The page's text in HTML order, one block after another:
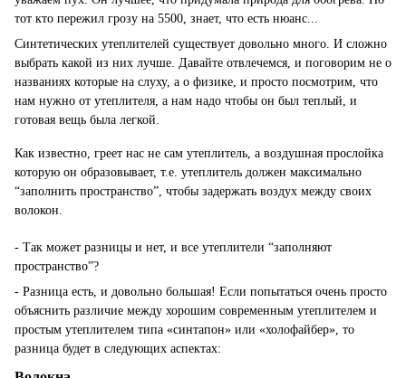
тот кто пережил грозу на 5500, знает, что есть нюанс...
Синтетических утеплителей существует довольно много. И сложно
выбрать какой из них лучше. Давайте отвлечемся, и поговорим не о
названиях которые на слуху, а о физике, и просто посмотрим, что
нам нужно от утеплителя, а нам надо чтобы он был теплый, и
готовая вещь была легкой.
Как известно, греет наc не сам утеплитель, а воздушная прослойка
которую он образовывает, т.е. утеплитель должен максимально
“заполнить пространство”, чтобы задержать воздух между своих
волокон.
- Так может разницы и нет, и все утеплители “заполняют
пространство”?
- Разница есть, и довольно большая! Если попытаться очень просто
объяснить различие между хорошим современным утеплителем и
простым утеплителем типа «синтапон» или «холофайбер», то
разница будет в следующих аспектах: